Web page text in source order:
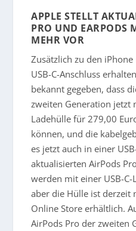
APPLE STELLT
PRO UND EARPODS
MEHR VOR
Zusätzlich zu den
USB-C-Anschluss
bekannt gegeben, dass
zweiten Generation jetzt
Ladehülle für 279,00
können, und die
es jetzt auch in einer
aktualisierten AirPods
werden mit einer USB-
aber die Hülle ist derzeit
Online Store erhältlich.
AirPods Pro der zweiten